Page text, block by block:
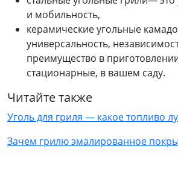
и мобильность,
керамические угольные
универсальность,
преимущество в
стационарные, в вашем саду.
Читайте также
Уголь для гриля — какое топливо
Зачем грилю эмалированное